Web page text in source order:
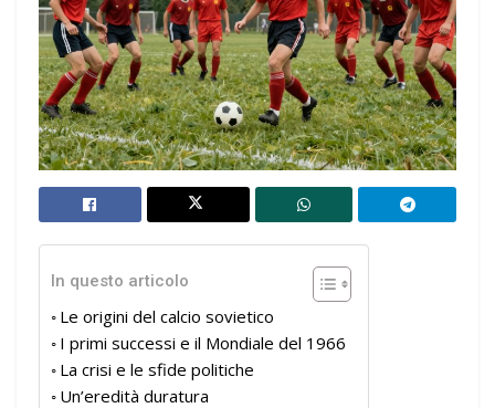
In questo articolo
Le origini del calcio sovietico
I primi successi e il Mondiale del 1966
La crisi e le sfide politiche
Un’eredità duratura